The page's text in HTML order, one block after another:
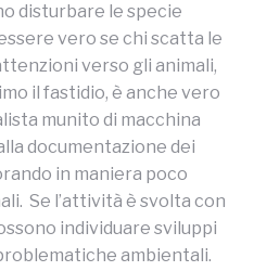
disturbare le specie
vero se chi scatta le
verso gli animali,
il fastidio, è anche vero
munito di macchina
documentazione dei
in maniera poco
Se l’attività è svolta con
individuare sviluppi
ambientali.